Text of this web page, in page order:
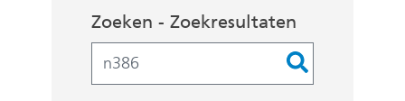
Zoekopdracht
Zoeken - Zoekresultaten